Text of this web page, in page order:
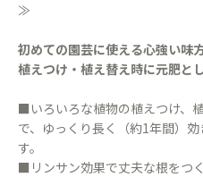
≫
初めての園芸に使える心強い味
植えつけ・植え替え時に元肥と
■いろいろな植物の植えつけ、
で、ゆっくり長く（約1年間）
す。
■リンサン効果で丈夫な根をつ